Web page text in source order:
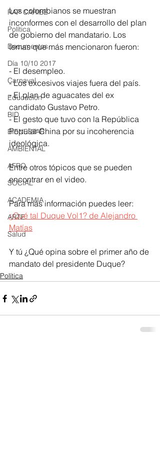
RAP CARIBE
Política
Documentos
Día 10/10 2017
Carnaval
Educación
BID
BIENESTAR
AMBIENTAL
AFRO
SOCIAL
ACADEMIA
ARTE
Salud
Los colombianos se muestran
inconformes con el desarrollo del plan
de gobierno del mandatario. Los
temas que más mencionaron fueron:
- El desempleo.
- Los excesivos viajes fuera del país.
- El plan de aguacates del ex
candidato Gustavo Petro.
- El gesto que tuvo con la República
Popular China por su incoherencia
ideológica.
Entre otros tópicos que se pueden
encontrar en el video.
Para más información puedes leer:
¿Qué tal Duque Vol1? de Alejandro
Matías
Y tú ¿Qué opina sobre el primer año de
mandato del presidente Duque?
Política